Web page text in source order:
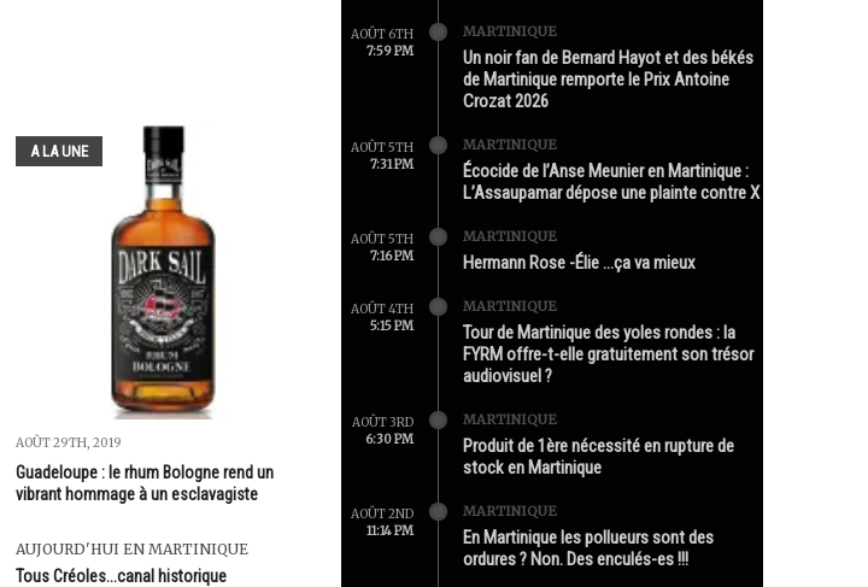
A LA UNE
AOÛT 29TH, 2019
Guadeloupe : le rhum Bologne rend un
vibrant hommage à un esclavagiste
AUJOURD'HUI EN MARTINIQUE
Tous Créoles...canal historique
AOÛT 6TH
7:59 PM
MARTINIQUE
Un noir fan de Bernard Hayot et des békés
de Martinique remporte le Prix Antoine
Crozat 2026
AOÛT 5TH
7:31 PM
MARTINIQUE
Écocide de l’Anse Meunier en Martinique :
L’Assaupamar dépose une plainte contre X
AOÛT 5TH
7:16 PM
MARTINIQUE
Hermann Rose -Élie …ça va mieux
AOÛT 4TH
5:15 PM
MARTINIQUE
Tour de Martinique des yoles rondes : la
FYRM offre-t-elle gratuitement son trésor
audiovisuel ?
AOÛT 3RD
6:30 PM
MARTINIQUE
Produit de 1ère nécessité en rupture de
stock en Martinique
AOÛT 2ND
11:14 PM
MARTINIQUE
En Martinique les pollueurs sont des
ordures ? Non. Des enculés-es !!!